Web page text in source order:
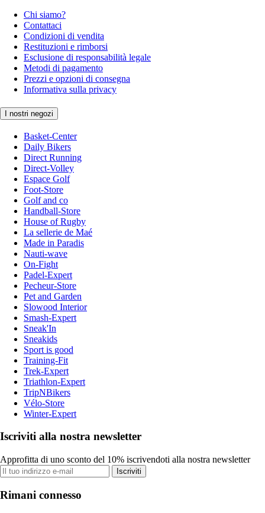
Chi siamo?
Contattaci
Condizioni di vendita
Restituzioni e rimborsi
Esclusione di responsabilità legale
Metodi di pagamento
Prezzi e opzioni di consegna
Informativa sulla privacy
I nostri negozi
Basket-Center
Daily Bikers
Direct Running
Direct-Volley
Espace Golf
Foot-Store
Golf and co
Handball-Store
House of Rugby
La sellerie de Maé
Made in Paradis
Nauti-wave
On-Fight
Padel-Expert
Pecheur-Store
Pet and Garden
Slowood Interior
Smash-Expert
Sneak'In
Sneakids
Sport is good
Training-Fit
Trek-Expert
Triathlon-Expert
TripNBikers
Vélo-Store
Winter-Expert
Iscriviti alla nostra newsletter
Approfitta di uno sconto del 10% iscrivendoti alla nostra newsletter
Iscriviti
Rimani connesso